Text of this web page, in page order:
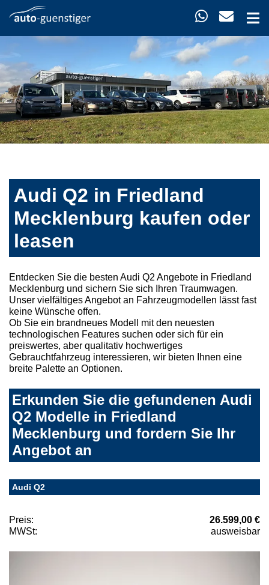
Audi Q2 in Friedland
Mecklenburg kaufen oder
leasen
Entdecken Sie die besten Audi Q2 Angebote in Friedland
Mecklenburg und sichern Sie sich Ihren Traumwagen.
Unser vielfältiges Angebot an Fahrzeugmodellen lässt fast
keine Wünsche offen.
Ob Sie ein brandneues Modell mit den neuesten
technologischen Features suchen oder sich für ein
preiswertes, aber qualitativ hochwertiges
Gebrauchtfahrzeug interessieren, wir bieten Ihnen eine
breite Palette an Optionen.
Erkunden Sie die gefundenen Audi
Q2 Modelle in Friedland
Mecklenburg und fordern Sie Ihr
Angebot an
Audi Q2
Preis:
26.599,00 €
MWSt:
ausweisbar